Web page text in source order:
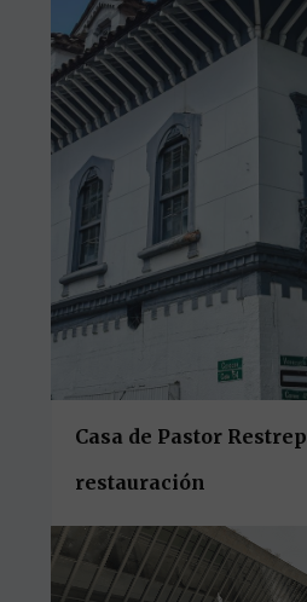
Casa de Pastor
restauración